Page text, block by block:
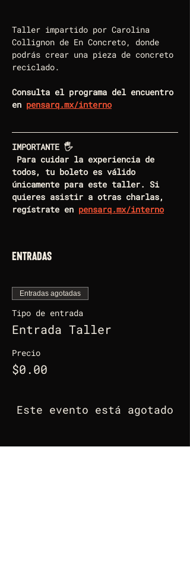
Taller impartido por Carolina
Collignon de En Concreto, donde
podrás crear una pieza de concreto
reciclado.
Consulta el programa del encuentro
en pensarq.mx/interno
IMPORTANTE 🖐️
todos, tu boleto es válido
únicamente para este taller. Si
quieres asistir a otras charlas,
regístrate en pensarq.mx/interno
Entradas
Entradas agotadas
Tipo de entrada
Entrada Taller
Precio
$0.00
Este evento está agotado